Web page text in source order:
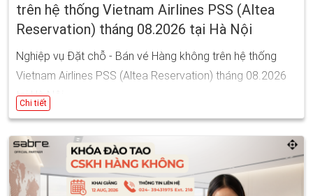
trên hệ thống Vietnam Airlines PSS (Altea
Reservation) tháng 08.2026 tại Hà Nội
Nghiệp vụ Đặt chỗ - Bán vé Hàng không trên hệ thống
Vietnam Airlines PSS (Altea Reservation) tháng 08.2026
tại Hà Nội
Ngày bắt đầu: 19/08/2026 08:00
Ngày kết thúc: 28/08/2026 17:00
Chi tiết